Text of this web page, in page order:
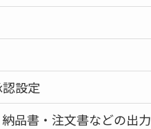
設定
品書・注文書などの出力